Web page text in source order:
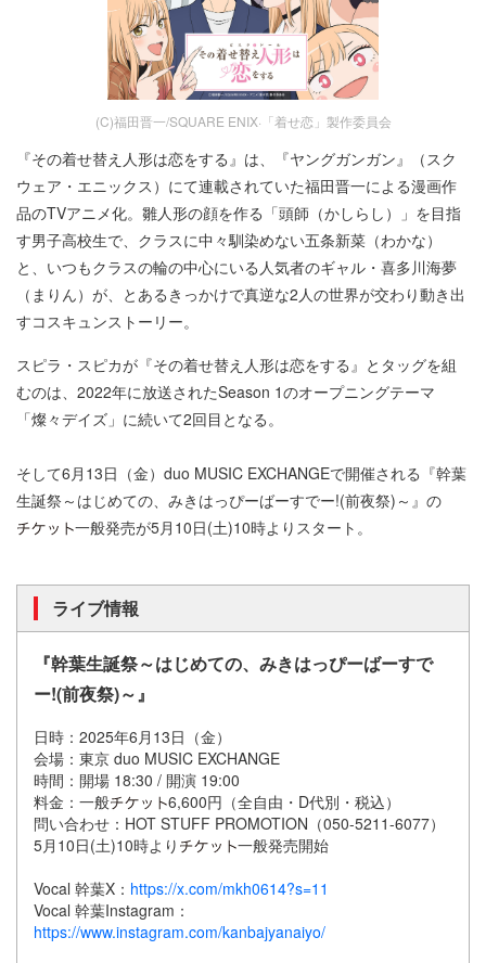
(C)福田晋一/SQUARE ENIX·「着せ恋」製作委員会
『その着せ替え人形は恋をする』は、『ヤングガンガン』（スク
ウェア・エニックス）にて連載されていた福田晋一による漫画作
品のTVアニメ化。雛人形の顔を作る「頭師（かしらし）」を目指
す男子高校生で、クラスに中々馴染めない五条新菜（わかな）
と、いつもクラスの輪の中心にいる人気者のギャル・喜多川海夢
（まりん）が、とあるきっかけで真逆な2人の世界が交わり動き出
すコスキュンストーリー。
スピラ・スピカが『その着せ替え人形は恋をする』とタッグを組
むのは、2022年に放送されたSeason 1のオープニングテーマ
「燦々デイズ」に続いて2回目となる。
そして6月13日（金）duo MUSIC EXCHANGEで開催される『幹葉
生誕祭～はじめての、みきはっぴーばーすでー!(前夜祭)～』の
一般発売が5月10日(土)10時よりスタート。
ライブ情報
『幹葉生誕祭～はじめての、みきはっぴーばーすで
ー!(前夜祭)～』
日時：2025年6月13日（金）
会場：東京 duo MUSIC EXCHANGE
時間：開場 18:30 / 開演 19:00
料金：一般
6,600円（全自由・D代別・税込）
問い合わせ：HOT STUFF PROMOTION（050-5211-6077）
5月10日(土)10時より
一般発売開始
Vocal 幹葉X： https://x.com/mkh0614?s=11
Vocal 幹葉Instagram：
https://www.instagram.com/kanbajyanaiyo/